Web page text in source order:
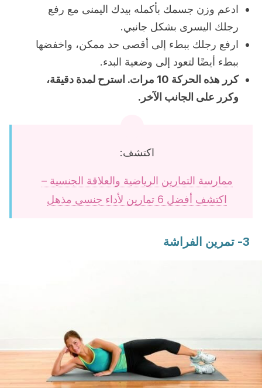
ادعم وزن جسمك بأكمله بيدك اليمنى مع رفع
رجلك اليسرى بشكل جانبي.
ارفع رجلك ببطء إلى أقصى حد ممكن، واخفضها
ببطء أيضًا لتعود إلى وضعية البدء.
كرر هذه الحركة 10 مرات. استرح لمدة دقيقة،
وكرر على الجانب الآخر.
اكتشف:
ممارسة التمارين الرياضية والعلاقة الجنسية –
اكتشف أفضل 6 تمارين لأداء جنسي مذهل